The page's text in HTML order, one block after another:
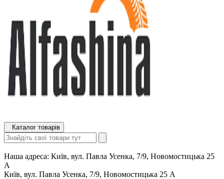
Каталог товарів
Наша адреса: Київ, вул. Павла Усенка, 7/9, Новомостицька 25
А
Київ, вул. Павла Усенка, 7/9, Новомостицька 25 А